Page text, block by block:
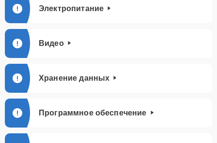
Электропитание
Видео
Хранение данных
Программное обеспечение